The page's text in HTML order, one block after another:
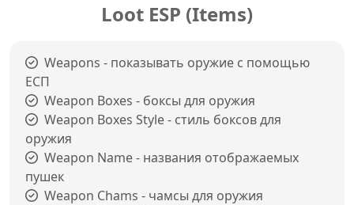
Loot ESP (Items)
Weapons - показывать оружие с помощью
ЕСП
Weapon Boxes - боксы для оружия
Weapon Boxes Style - стиль боксов для
оружия
Weapon Name - названия отображаемых
пушек
Weapon Chams - чамсы для оружия